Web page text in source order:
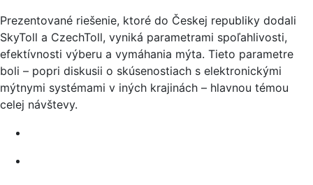
Prezentované riešenie, ktoré do Českej republiky dodali
SkyToll a CzechToll, vyniká parametrami spoľahlivosti,
efektívnosti výberu a vymáhania mýta. Tieto parametre
boli – popri diskusii o skúsenostiach s elektronickými
mýtnymi systémami v iných krajinách – hlavnou témou
celej návštevy.